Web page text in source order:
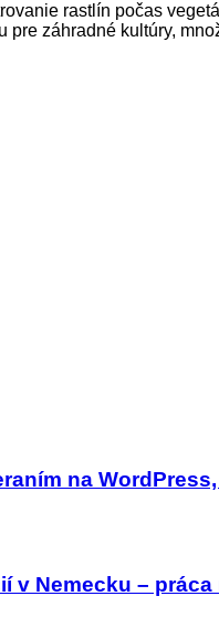
rastlín počas
pre záhradné kultúry,
na
v Nemecku –